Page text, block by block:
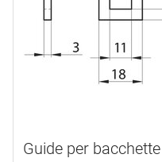
Guide per